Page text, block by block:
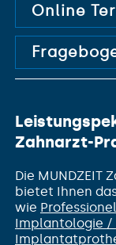
Online
Zahnarzt-
Die MUNDZEIT
bietet Ihnen
wie
Implantologie